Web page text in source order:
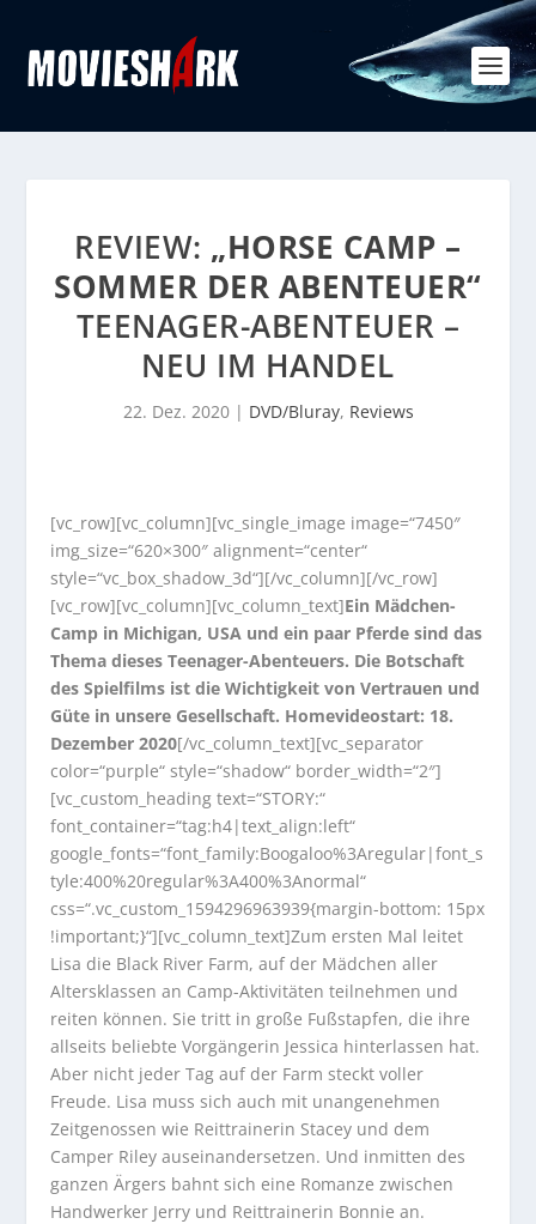
REVIEW: „HORSE CAMP –
SOMMER DER ABENTEUER“
TEENAGER-ABENTEUER –
NEU IM HANDEL
22. Dez. 2020| DVD/Bluray, Reviews
[vc_row][vc_column][vc_single_image image=“7450″
img_size=“620×300″ alignment=“center“
style=“vc_box_shadow_3d“][/vc_column][/vc_row]
[vc_row][vc_column][vc_column_text]Ein Mädchen-
Camp in Michigan, USA und ein paar Pferde sind das
Thema dieses Teenager-Abenteuers. Die Botschaft
des Spielfilms ist die Wichtigkeit von Vertrauen und
Güte in unsere Gesellschaft. Homevideostart: 18.
Dezember 2020[/vc_column_text][vc_separator
color=“purple“ style=“shadow“ border_width=“2″]
[vc_custom_heading text=“STORY:“
font_container=“tag:h4|text_align:left“
google_fonts=“font_family:Boogaloo%3Aregular|font_s
tyle:400%20regular%3A400%3Anormal“
css=“.vc_custom_1594296963939{margin-bottom: 15px
!important;}“][vc_column_text]Zum ersten Mal leitet
Lisa die Black River Farm, auf der Mädchen aller
Altersklassen an Camp-Aktivitäten teilnehmen und
reiten können. Sie tritt in große Fußstapfen, die ihre
allseits beliebte Vorgängerin Jessica hinterlassen hat.
Aber nicht jeder Tag auf der Farm steckt voller
Freude. Lisa muss sich auch mit unangenehmen
Zeitgenossen wie Reittrainerin Stacey und dem
Camper Riley auseinandersetzen. Und inmitten des
ganzen Ärgers bahnt sich eine Romanze zwischen
Handwerker Jerry und Reittrainerin Bonnie an.